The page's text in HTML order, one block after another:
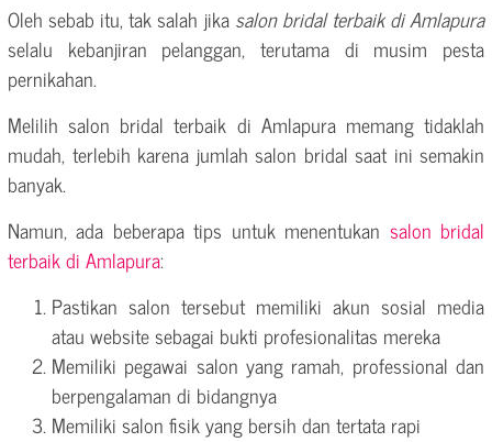
Oleh sebab itu, tak salah jika salon bridal terbaik di Amlapura
selalu kebanjiran pelanggan, terutama di musim pesta
pernikahan.
Melilih salon bridal terbaik di Amlapura memang tidaklah
mudah, terlebih karena jumlah salon bridal saat ini semakin
banyak.
Namun, ada beberapa tips untuk menentukan salon bridal
terbaik di Amlapura:
Pastikan salon tersebut memiliki akun sosial media
atau website sebagai bukti profesionalitas mereka
Memiliki pegawai salon yang ramah, professional dan
berpengalaman di bidangnya
Memiliki salon fisik yang bersih dan tertata rapi